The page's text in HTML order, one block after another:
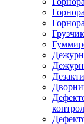
Грузчик